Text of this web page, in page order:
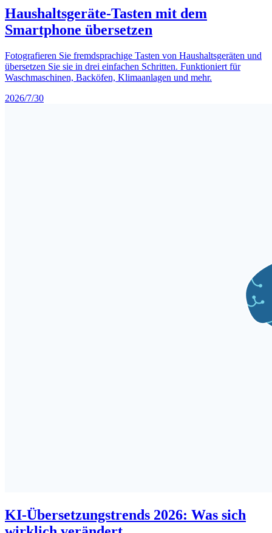
Haushaltsgeräte-Tasten mit dem
Smartphone übersetzen
Fotografieren Sie fremdsprachige Tasten von Haushaltsgeräten und
übersetzen Sie sie in drei einfachen Schritten. Funktioniert für
Waschmaschinen, Backöfen, Klimaanlagen und mehr.
2026/7/30
KI-Übersetzungstrends 2026: Was sich